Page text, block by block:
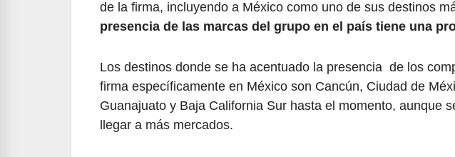
de la firma, incluyendo a México como uno de sus destinos
presencia de las marcas del grupo en el país tiene una
Los destinos donde se ha acentuado la presencia de los
firma específicamente en México son Cancún, Ciudad de
Guanajuato y Baja California Sur hasta el momento, aunque
llegar a más mercados.